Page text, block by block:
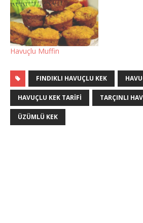
Havuçlu Muffin
FINDIKLI HAVUÇLU KEK
HAVUÇLU KEK TARIFI TARÇINLI
ÜZÜMLÜ KEK